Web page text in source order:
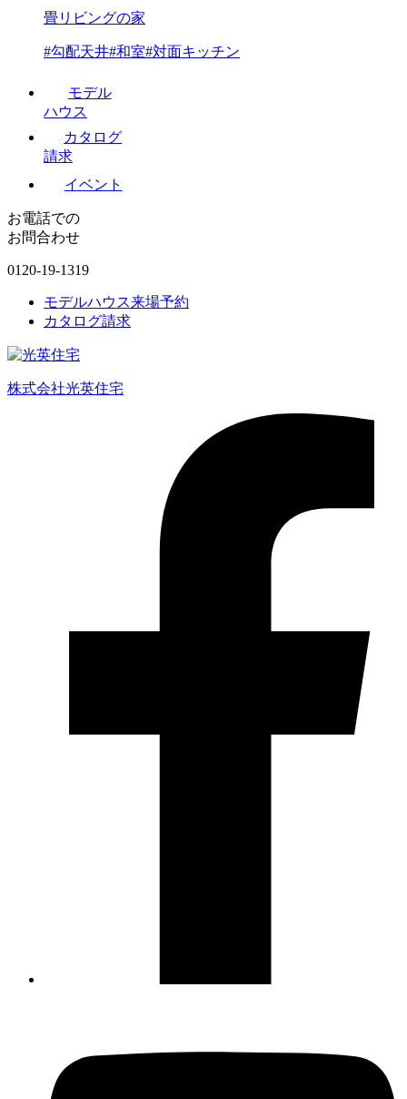
畳リビングの家
#勾配天井#和室#対面キッチン
モデル
ハウス
カタログ
請求
イベント
お電話での
お問合わせ
0120-19-1319
モデルハウス来場予約
カタログ請求
株式会社光英住宅